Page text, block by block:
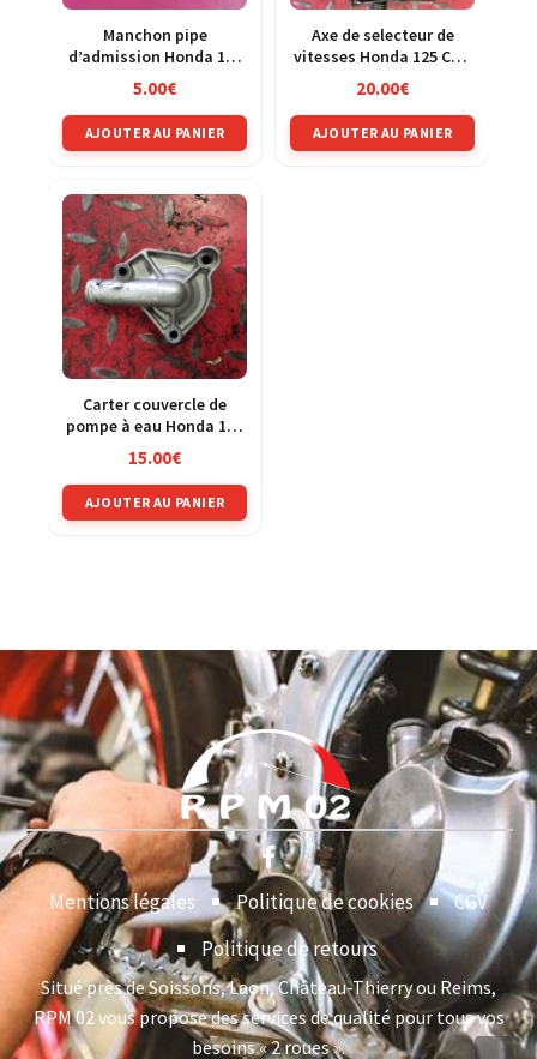
Manchon pipe
d’admission Honda 125
PCX MLHJF28A
5.00€
AJOUTER AU PANIER
Axe de selecteur de
vitesses Honda 125 CRM
jd13a
20.00€
AJOUTER AU PANIER
Carter couvercle de
pompe à eau Honda 125
CRM jd13a
15.00€
AJOUTER AU PANIER
Mentions légales Politique de cookies
CGV
Politique de retours
Situé près de Soissons, Laon, Château-Thierry ou Reims,
RPM 02 vous propose des services de qualité pour tous vos
besoins « 2 roues ».